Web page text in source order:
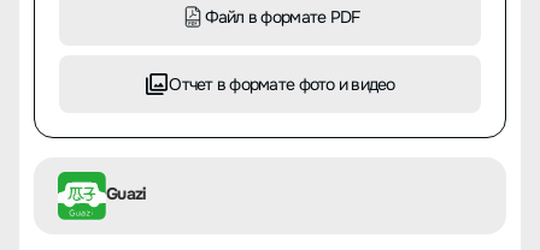
Файл в формате PDF
Отчет в формате фото и видео
Guazi